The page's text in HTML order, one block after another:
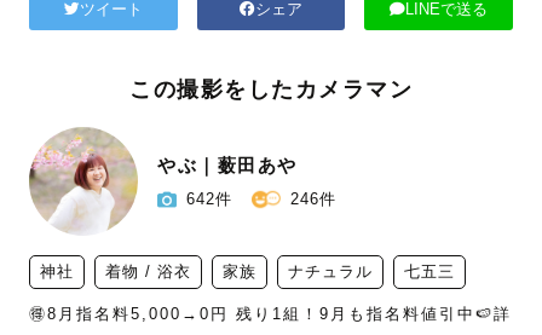
ツイート シェア LINEで送る
この撮影をしたカメラマン
やぶ｜薮田あや
642件 246件
神社 着物 / 浴衣 家族 ナチュラル 七五三
🉐8月指名料5,000→0円 残り1組！9月も指名料値引中🍉詳